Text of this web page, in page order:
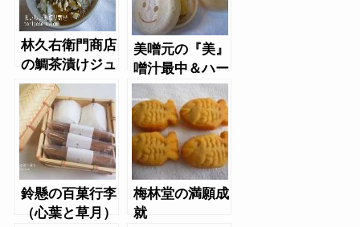
林久右衛門商店
の鯛茶漬けジュ
レ
美噌元の『美』
噌汁最中＆ハー
ト型味噌汁マゴ
コロ
鈴懸の百菓行李
（心葉と草月）
梅林堂の満願成
就